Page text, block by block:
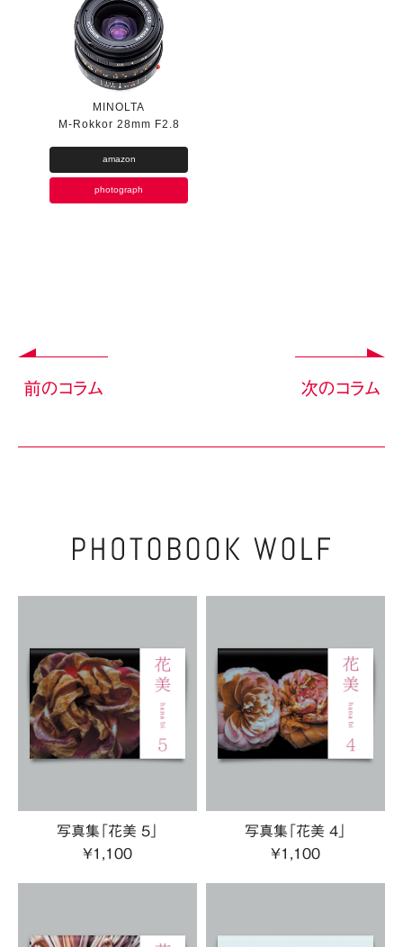
MINOLTA
M-Rokkor 28mm F2.8
amazon
photograph
前のコラム 次のコラム
写真集「花美 5」
¥1,100
写真集「花美 4」
¥1,100